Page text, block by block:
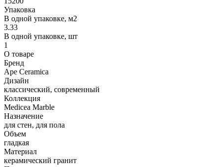
Упаковка
В одной упаковке, м2
3.33
В одной упаковке, шт
1
О товаре
Бренд
Ape Ceramica
Дизайн
классический, современный
Коллекция
Medicea Marble
Назначение
для стен, для пола
Объем
гладкая
Материал
керамический гранит